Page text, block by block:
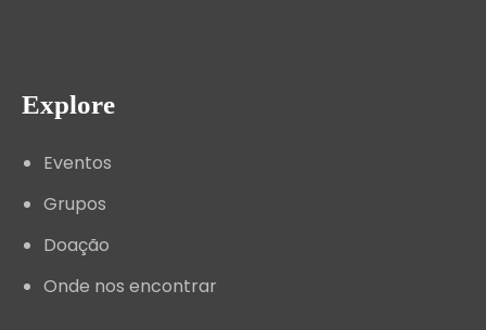
Explore
Eventos
Grupos
Doação
Onde nos encontrar